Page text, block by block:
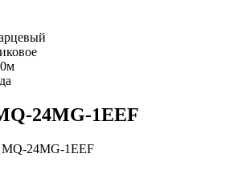
24MG-1EEF
24MG-1EEF